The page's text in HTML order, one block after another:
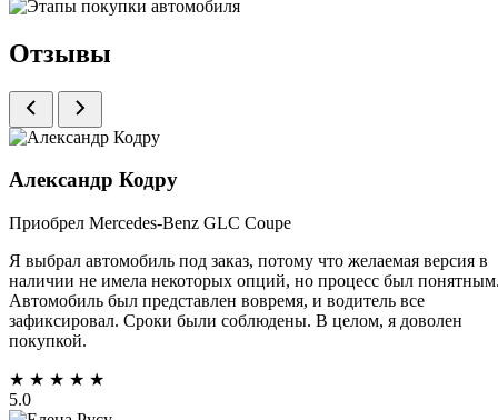
Отзывы
Александр Кодру
Приобрел Mercedes-Benz GLC Coupe
Я выбрал автомобиль под заказ, потому что желаемая версия в
наличии не имела некоторых опций, но процесс был
Автомобиль был представлен вовремя, и водитель все
зафиксировал. Сроки были соблюдены. В целом, я доволен
покупкой.
★ ★ ★ ★ ★
5.0